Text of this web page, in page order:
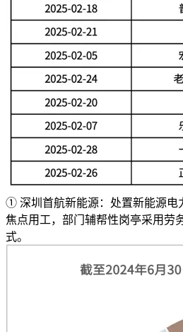
① 深圳首航新能源：处置新能源电
焦点用工，部门辅帮性岗亭采用劳
式。